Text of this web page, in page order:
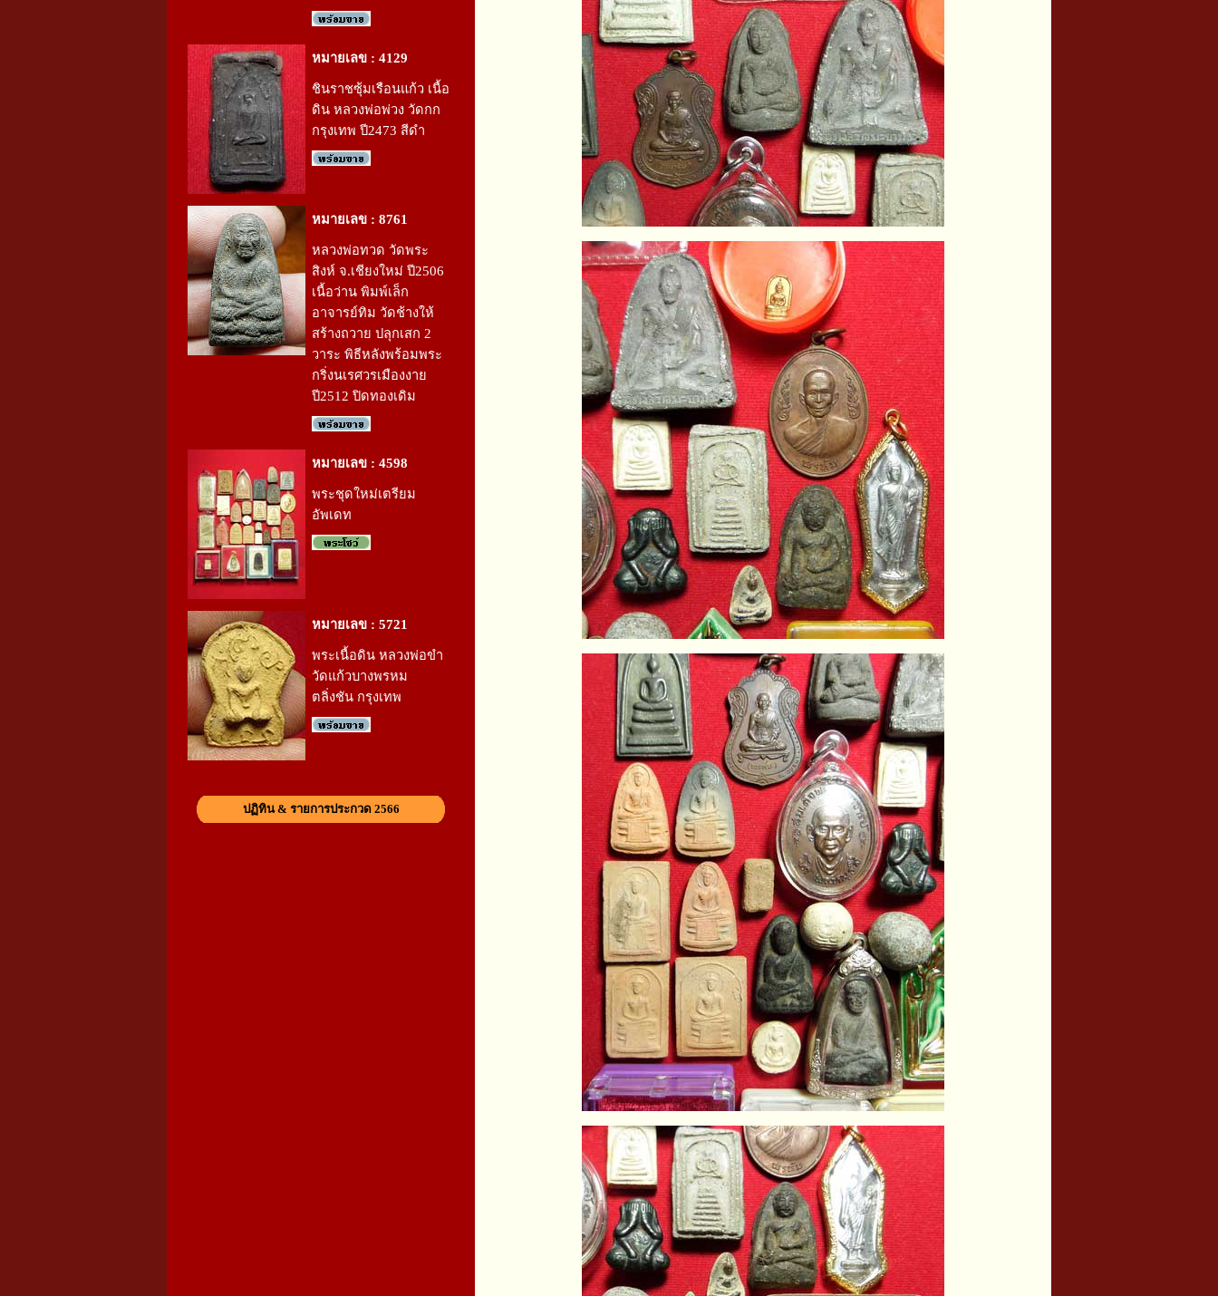
หมายเลข : 4129
ชินราชซุ้มเรือนแก้ว เนื้อ
ดิน หลวงพ่อพ่วง วัดกก
กรุงเทพ ปี2473 สีดำ
หมายเลข : 8761
หลวงพ่อทวด วัดพระ
สิงห์ จ.เชียงใหม่ ปี2506
เนื้อว่าน พิมพ์เล็ก
อาจารย์ทิม วัดช้างให้
สร้างถวาย ปลุกเสก 2
วาระ พิธีหลังพร้อมพระ
กริ่งนเรศวรเมืองงาย
ปี2512 ปิดทองเดิม
หมายเลข : 4598
พระชุดใหม่เตรียม
อัพเดท
หมายเลข : 5721
พระเนื้อดิน หลวงพ่อขำ
วัดแก้วบางพรหม
ตลิ่งชัน กรุงเทพ
ปฏิทิน & รายการประกวด 2566